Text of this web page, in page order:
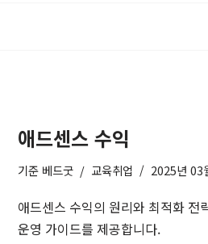
애드센스 수익
기준 베드굿 교육취업 2025년 03
애드센스 수익의 원리와 최적화 전
운영 가이드를 제공합니다.